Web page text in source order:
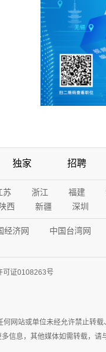
独家 招聘
苏 浙江 福建
陕西 新疆 深圳
经济网 中国台湾网
可证0108263号
网站或单位未经允许禁止转
信息，其他媒体如需转载，请